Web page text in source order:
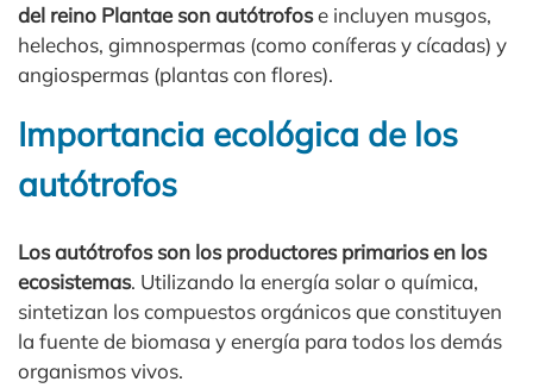
del reino Plantae son autótrofose incluyen musgos,
helechos, gimnospermas (como coníferas y cícadas) y
angiospermas (plantas con flores).
Importancia ecológica de los
autótrofos
Los autótrofos son los productores primarios en los
ecosistemas. Utilizando la energía solar o química,
sintetizan los compuestos orgánicos que constituyen
la fuente de biomasa y energía para todos los demás
organismos vivos.